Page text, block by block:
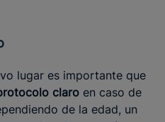
lugar es importante que
claro en caso de
de la edad, un